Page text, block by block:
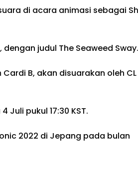
di acara animasi sebagai
judul The Seaweed Sway.
B, akan disuarakan oleh
pukul 17:30 KST.
2022 di Jepang pada bulan